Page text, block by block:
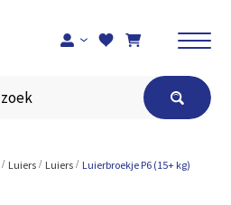
Luiers Luiers Luierbroekje P6 (15+ kg)